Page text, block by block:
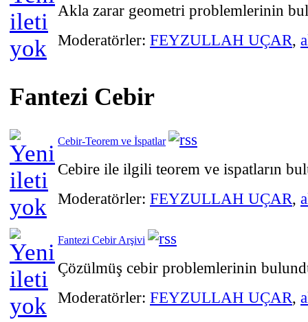
Akla zarar geometri problemlerinin
Moderatörler: FEYZULLAH UÇAR,
Fantezi Cebir
Cebir-Teorem ve İspatlar
Cebire ile ilgili teorem ve ispatların
Moderatörler: FEYZULLAH UÇAR,
Fantezi Cebir Arşivi
Çözülmüş cebir problemlerinin
Moderatörler: FEYZULLAH UÇAR,